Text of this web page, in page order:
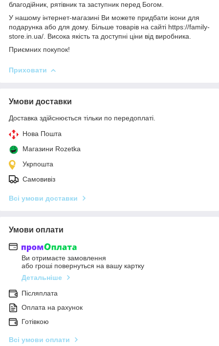
благодійник, рятівник та заступник перед Богом.
У нашому інтернет-магазині Ви можете придбати ікони для
подарунка або для дому. Більше товарів на сайті https://family-
store.in.ua/. Висока якість та доступні ціни від виробника.
Приємних покупок!
Приховати
Умови доставки
Доставка здійснюється тільки по передоплаті.
Нова Пошта
Магазини Rozetka
Укрпошта
Самовивіз
Всі умови доставки
Умови оплати
Ви отримаєте замовлення
або гроші повернуться на вашу картку
Детальніше
Післяплата
Оплата на рахунок
Готівкою
Всі умови оплати